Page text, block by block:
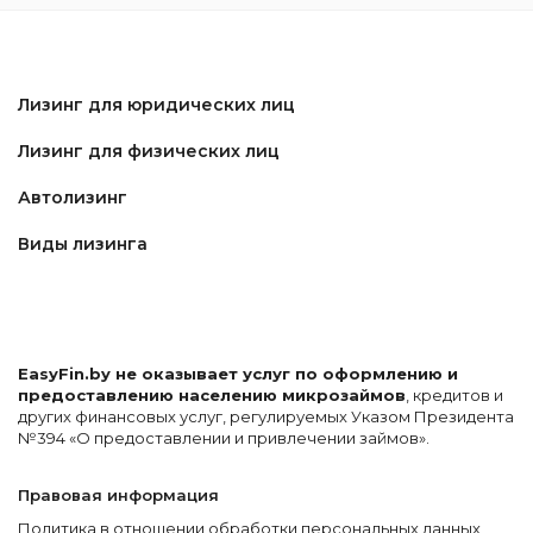
Лизинг для юридических лиц
Лизинг для физических лиц
Автолизинг
Виды лизинга
EasyFin.by не оказывает услуг по оформлению и
предоставлению населению микрозаймов , кредитов и
других финансовых услуг, регулируемых Указом Президента
№394 «О предоставлении и привлечении займов».
Правовая информация
Политика в отношении обработки персональных данных